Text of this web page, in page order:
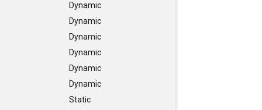
Dynamic
Dynamic
Dynamic
Dynamic
Dynamic
Dynamic
Static